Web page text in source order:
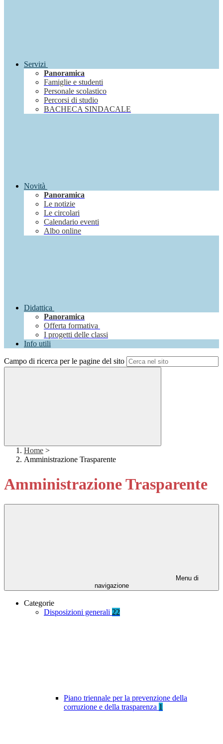
Servizi
Panoramica
Famiglie e studenti
Personale scolastico
Percorsi di studio
BACHECA SINDACALE
Novità
Panoramica
Le notizie
Le circolari
Calendario eventi
Albo online
Didattica
Panoramica
Offerta formativa
I progetti delle classi
Info utili
Campo di ricerca per le pagine del sito
Home >
Amministrazione Trasparente
Amministrazione Trasparente
Menu di
navigazione
Categorie
Disposizioni generali 22
Piano triennale per la prevenzione della
corruzione e della trasparenza 1